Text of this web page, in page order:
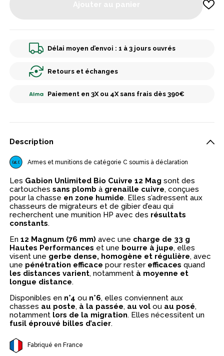
Délai moyen d’envoi : 1 à 3 jours ouvrés
Retours et échanges
Paiement en 3X ou 4X sans frais dès 390€
Description
Armes et munitions de catégorie C soumis à déclaration
Les Gabion Unlimited Bio Cuivre 12 Mag sont des
cartouchessans plomb à grenaille cuivre, conçues
pour la chasse en zone humide. Elles s’adressent aux
chasseurs de migrateurs et de gibier d’eau qui
recherchent une munition HP avec des résultats
constants.
En12 Magnum (76 mm) avec une charge de 33 g
Hautes Performances et une bourre à jupe, elles
visent une gerbe dense, homogène et régulière, avec
une pénétration efficace pour rester efficaces quand
les distances varient, notamment à moyenne et
longue distance.
Disponibles en n°4 ou n°6, elles conviennent aux
chasses au poste, à la passée, au vol ou au posé,
notamment lors de la migration. Elles nécessitent un
fusil éprouvé billes d’acier.
Fabriqué en France